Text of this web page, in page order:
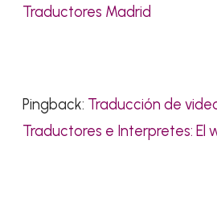
Traductores Madrid
Pingback: Traducción de
Traductores e Interpretes: El